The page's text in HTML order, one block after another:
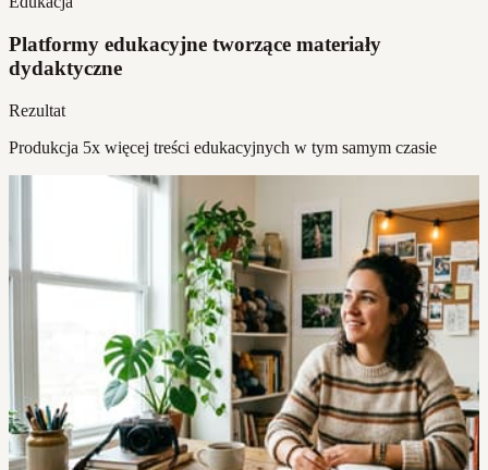
Platformy edukacyjne tworzące materiały
dydaktyczne
Rezultat
Produkcja 5x więcej treści edukacyjnych w tym samym czasie